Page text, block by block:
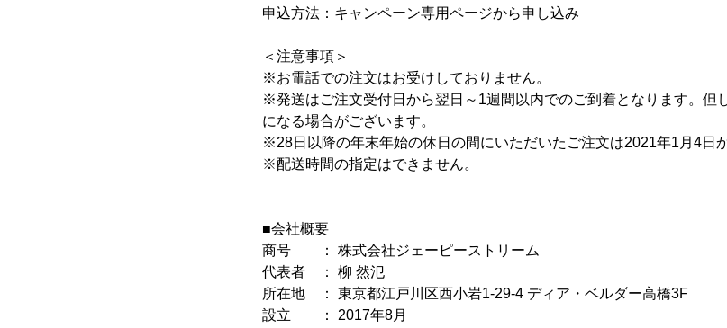
申込方法：キャンペーン専用ページから申し込み
＜注意事項＞
※お電話での注文はお受けしておりません。
※発送はご注文受付日から翌日～1週間以内でのご到着となります。但
になる場合がございます。
※28日以降の年末年始の休日の間にいただいたご注文は2021年1月4日
※配送時間の指定はできません。
■会社概要
商号 ： 株式会社ジェーピーストリーム
代表者 ： 柳 然氾
所在地 ： 東京都江戸川区西小岩1-29-4 ディア・ベルダー高橋3F
設立 ： 2017年8月